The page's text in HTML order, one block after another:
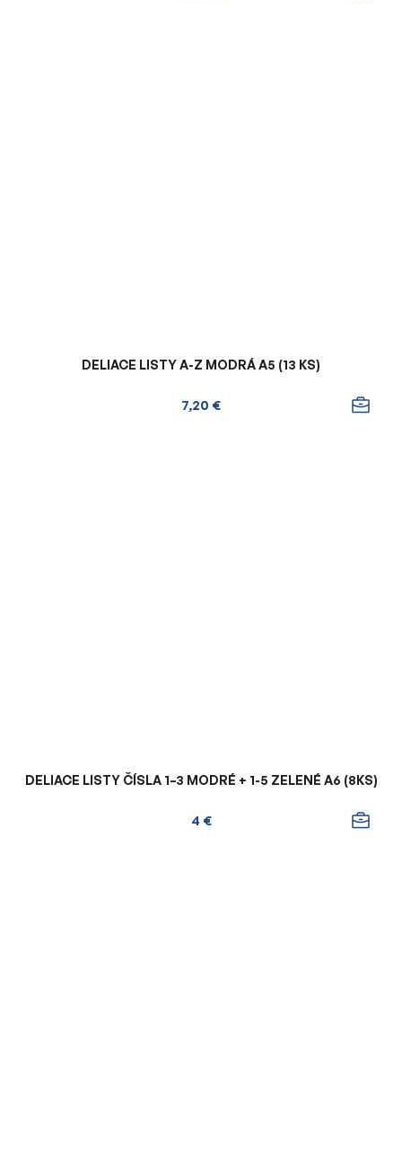
DELIACE LISTY A-Z MODRÁ A5 (13 KS)
7,20 €
DELIACE LISTY ČÍSLA 1–3 MODRÉ + 1-5 ZELENÉ A6 (8KS)
4 €